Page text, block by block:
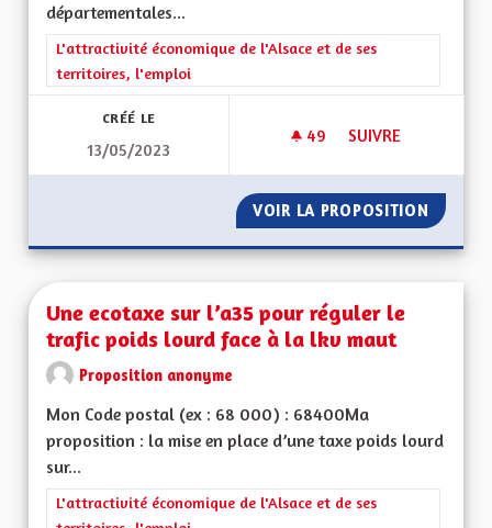
départementales...
Filtrer les résultats de la catégorie : L'attractivité
L'attractivité économique de l'Alsace et de ses
territoires, l'emploi
CRÉÉ LE
13/05/2023
49 49 ABONNÉS
SUIVRE
VOIR LA PROPOSITION
Une ecotaxe sur l’a35 pour réguler le
trafic poids lourd face à la lkv maut
Proposition anonyme
Mon Code postal (ex : 68 000) : 68400Ma
proposition : la mise en place d’une taxe poids lourd
sur...
Filtrer les résultats de la catégorie : L'attractivité
L'attractivité économique de l'Alsace et de ses